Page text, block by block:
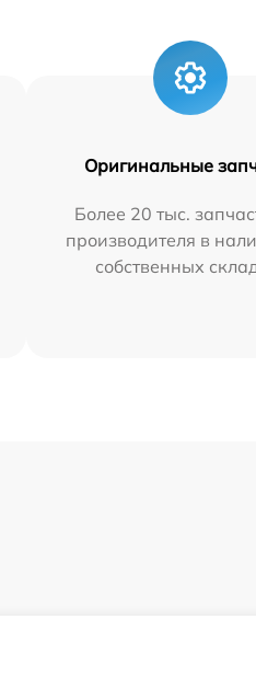
Оригинальные
Более 20 тыс.
производителя в
собственных